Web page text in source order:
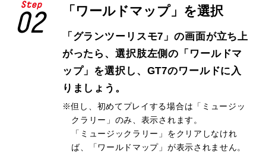
Step
02 「ワールドマップ」を選択
「グランツーリスモ7」の画面が立ち上
がったら、選択肢左側の「ワールドマ
ップ」を選択し、GT7のワールドに入
りましょう。
但し、初めてプレイする場合は「ミュージッ
クラリー」のみ、表示されます。
「ミュージックラリー」をクリアしなけれ
ば、「ワールドマップ」が表示されません。